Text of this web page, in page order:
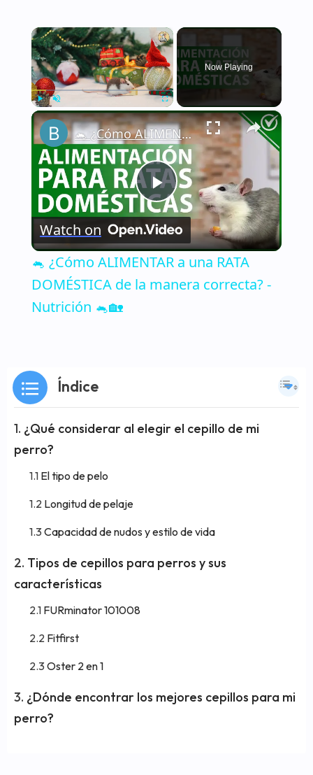
×
Play Unmute Fullscreen
Now Playing
×
Play
Video
🐁 ¿Cómo ALIMENTAR a una RATA DOMÉSTICA de la manera correcta? - Nutrición 🐁🏡
Watch on
🐁 ¿Cómo ALIMENTAR a una RATA
DOMÉSTICA de la manera correcta? -
Nutrición 🐁🏡
Índice
¿Qué considerar al elegir el cepillo de mi
perro?
El tipo de pelo
Longitud de pelaje
Capacidad de nudos y estilo de vida
Tipos de cepillos para perros y sus
características
FURminator 101008
Fitfirst
Oster 2 en 1
¿Dónde encontrar los mejores cepillos para mi
perro?